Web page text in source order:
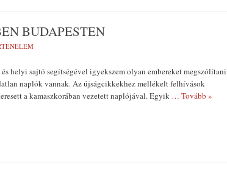
BUDAPESTEN
és helyi sajtó segítségével igyekszem olyan embereket
naplók vannak. Az újságcikkekhez mellékelt felhívások
a kamaszkorában vezetett naplójával. Egyik … Tovább »